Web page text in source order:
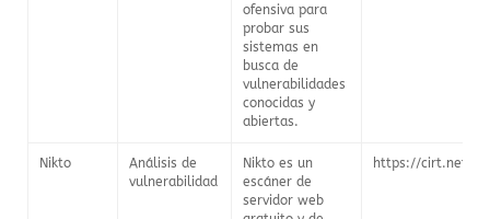
ofensiva para
probar sus
sistemas en
busca de
vulnerabilidades
conocidas y
abiertas.
Nikto
Análisis de
vulnerabilidad
Nikto es un
escáner de
servidor web
https://cirt.net/